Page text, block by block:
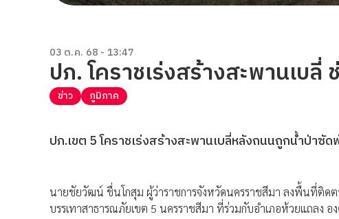
03 ต.ค. 68 - 13:47
ปภ. โคราชเร่งสร้างสะพานเบ
ข่าว ภูมิภาค
ปภ.เขต 5 โคราชเร่งสร้างสะพานเบลี่หลังถนนถูกน้ำป่าซั
นายชัยวัฒน์ ชื่นโกสุม ผู้ว่าราชการจังหวัดนครราชสีมา ลงพื้นที่ติด
บรรเทาสาธารณภัยเขต 5 นครราชสีมา ที่ร่วมกับอำเภอห้วยแถลง